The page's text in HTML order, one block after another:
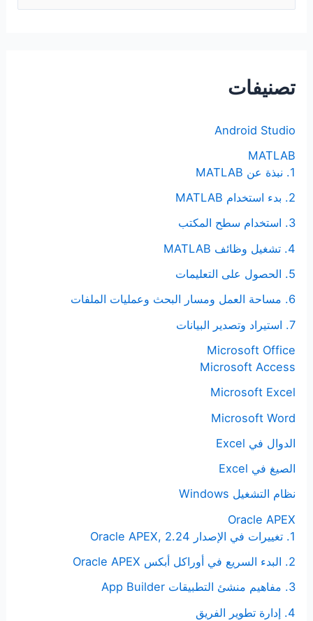
ل
ع
تصنيفات
Android Studio
MATLAB
1. نبذة عن MATLAB
2. بدء استخدام MATLAB
3. استخدام سطح المكتب
4. تشغيل وظائف MATLAB
5. الحصول على التعليمات
6. مساحة العمل ومسار البحث وعمليات الملفات
7. استيراد وتصدير البيانات
Microsoft Office
Microsoft Access
Microsoft Excel
Microsoft Word
الدوال في Excel
الصيغ في Excel
نظام التشغيل Windows
Oracle APEX
1. تغييرات في الإصدار Oracle APEX, 2.24
2. البدء السريع في أوراكل أبكس Oracle APEX
3. مفاهيم منشئ التطبيقات App Builder
4. إدارة تطوير الفريق